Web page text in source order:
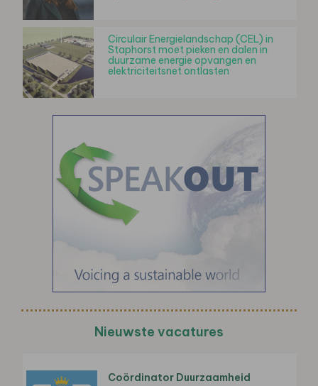
Circulair Energielandschap (CEL) in
Staphorst moet pieken en dalen in
duurzame energie opvangen en
elektriciteitsnet ontlasten
Nieuwste vacatures
Coördinator Duurzaamheid